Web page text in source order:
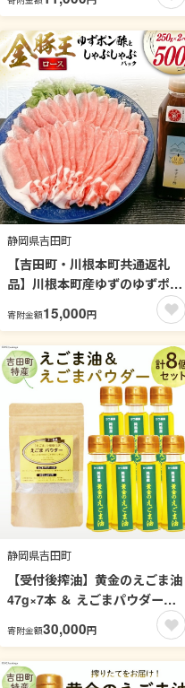
静岡県吉田町
【吉田町・川根本町共通返礼
品】川根本町産ゆずのゆずポン
酢と金豚王ロースしゃぶしゃぶ
パックセット [かねまる 静岡県
吉田町 22424094] 柚子 ゆず 酢
ポン酢 肉 豚肉 ぶた 金豚王 ロ
ース しゃぶしゃぶ セット
寄附金額15,000円
静岡県吉田町
【受付後搾油】黄金のえごま油
47g×7本 ＆ えごまパウダー
100g×1袋 セット [かつ農園 静
岡県 吉田町 22424025] 国産 エ
ゴマ油 えごま油 荏胡麻油 エゴ
マ えごま 荏胡麻 食用油
寄附金額30,000円